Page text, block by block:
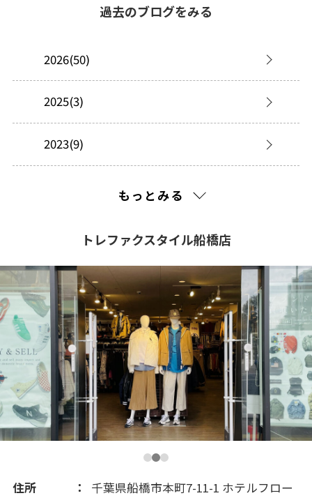
過去のブログをみる
2026(50)
2025(3)
2023(9)
2020(362)
2019(301)
2018(269)
2017(253)
2016(352)
2015(231)
もっとみる
トレファクスタイル船橋店
住所
千葉県船橋市本町7-11-1 ホテルフロー